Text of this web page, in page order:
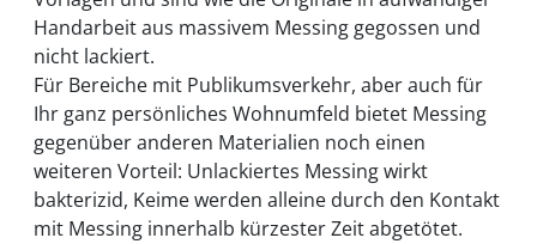
Handarbeit aus massivem Messing gegossen und
nicht lackiert.
Für Bereiche mit Publikumsverkehr, aber auch für
Ihr ganz persönliches Wohnumfeld bietet Messing
gegenüber anderen Materialien noch einen
weiteren Vorteil: Unlackiertes Messing wirkt
bakterizid, Keime werden alleine durch den Kontakt
mit Messing innerhalb kürzester Zeit abgetötet.